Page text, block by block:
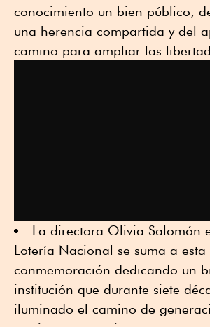
conocimiento un bien público,
una herencia compartida y del
camino para ampliar las
La directora Olivia Salomón
Lotería Nacional se suma a esta
conmemoración dedicando un
institución que durante siete
iluminado el camino de